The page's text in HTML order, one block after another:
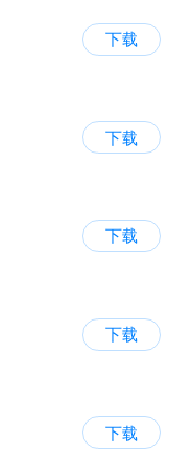
下载
下载
下载
下载
下载